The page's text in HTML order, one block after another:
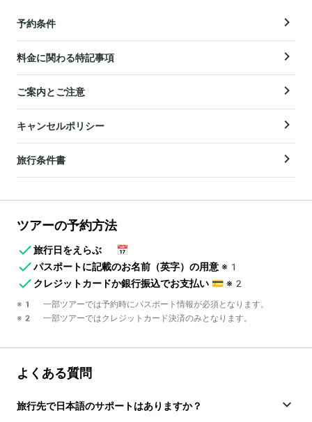
予約条件
料金に関わる特記事項
ご案内とご注意
キャンセルポリシー
旅行条件書
ツアーの予約方法
旅行日をえらぶ
📅
パスポートに記載のお名前（英字）の用意 ※1
クレジットカードか銀行振込でお支払い 💳 ※2
※1 一部ツアーでは予約時にパスポート情報が必須となります。
※2 一部ツアーではクレジットカード決済のみとなります。
よくある質問
旅行先で日本語のサポートはありますか？